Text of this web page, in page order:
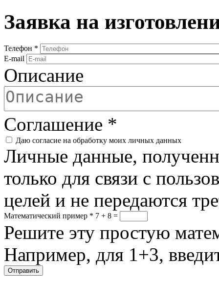
Заявка на
Телефон *
E-mail
Описание
Соглашение *
Даю согласие на обработку моих личных данных
Личные данные,
только для связи с
целей и не передаются
Математический пример * 7 + 8 =
Решите эту простую
Например, для 1+3,